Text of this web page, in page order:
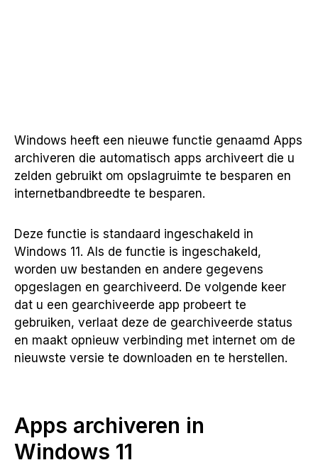
Windows heeft een nieuwe functie genaamd Apps
archiveren die automatisch apps archiveert die u
zelden gebruikt om opslagruimte te besparen en
internetbandbreedte te besparen.
Deze functie is standaard ingeschakeld in
Windows 11. Als de functie is ingeschakeld,
worden uw bestanden en andere gegevens
opgeslagen en gearchiveerd. De volgende keer
dat u een gearchiveerde app probeert te
gebruiken, verlaat deze de gearchiveerde status
en maakt opnieuw verbinding met internet om de
nieuwste versie te downloaden en te herstellen.
Apps archiveren in
Windows 11